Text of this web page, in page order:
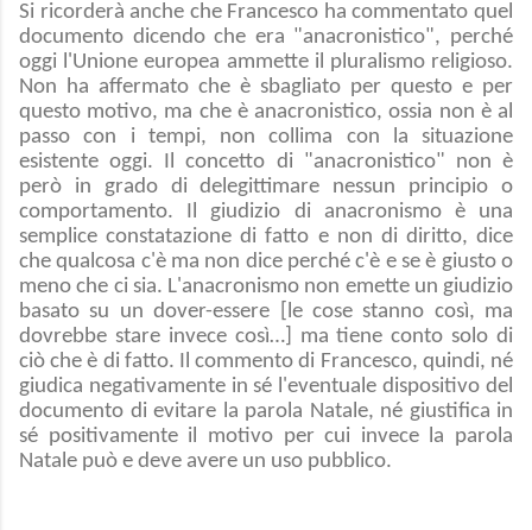
Si ricorderà anche che Francesco ha commentato quel
documento dicendo che era "anacronistico", perché
oggi l'Unione europea ammette il pluralismo religioso.
Non ha affermato che è sbagliato per questo e per
questo motivo, ma che è anacronistico, ossia non è al
passo con i tempi, non collima con la situazione
esistente oggi. Il concetto di "anacronistico" non è
però in grado di delegittimare nessun principio o
comportamento. Il giudizio di anacronismo è una
semplice constatazione di fatto e non di diritto, dice
che qualcosa c'è ma non dice perché c'è e se è giusto o
meno che ci sia. L'anacronismo non emette un giudizio
basato su un dover-essere [le cose stanno così, ma
dovrebbe stare invece così…] ma tiene conto solo di
ciò che è di fatto. Il commento di Francesco, quindi, né
giudica negativamente in sé l'eventuale dispositivo del
documento di evitare la parola Natale, né giustifica in
sé positivamente il motivo per cui invece la parola
Natale può e deve avere un uso pubblico.